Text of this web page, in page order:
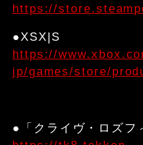
https://
●XSX|S
https://
jp/games/store/
●「クライヴ・ロズフ